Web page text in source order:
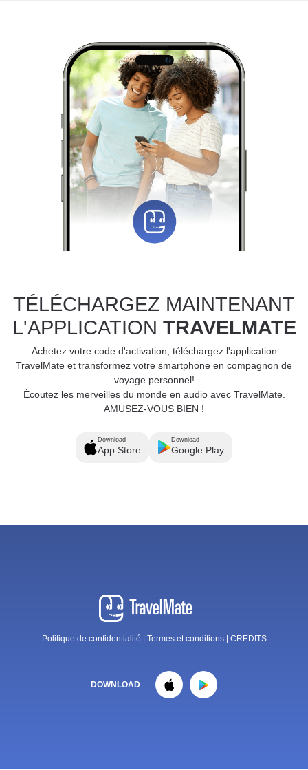
TÉLÉCHARGEZ MAINTENANT
L'APPLICATION TRAVELMATE
Achetez votre code d'activation, téléchargez l'application
TravelMate et transformez votre smartphone en compagnon de
voyage personnel!
Écoutez les merveilles du monde en audio avec TravelMate.
AMUSEZ-VOUS BIEN !
Download
App Store
Download
Google Play
Politique de confidentialité Termes et conditions CREDITS
DOWNLOAD